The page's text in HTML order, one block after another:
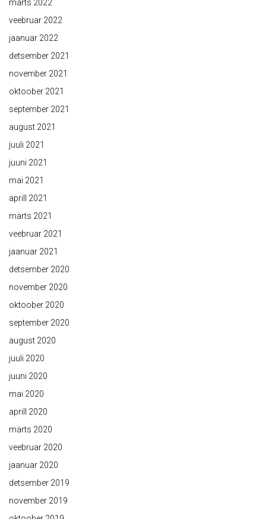
märts 2022
veebruar 2022
jaanuar 2022
detsember 2021
november 2021
oktoober 2021
september 2021
august 2021
juuli 2021
juuni 2021
mai 2021
aprill 2021
märts 2021
veebruar 2021
jaanuar 2021
detsember 2020
november 2020
oktoober 2020
september 2020
august 2020
juuli 2020
juuni 2020
mai 2020
aprill 2020
märts 2020
veebruar 2020
jaanuar 2020
detsember 2019
november 2019